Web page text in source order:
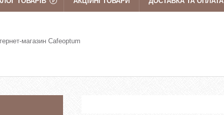
магазин Cafeoptum